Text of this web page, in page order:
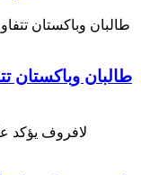
طالبان وباكستان